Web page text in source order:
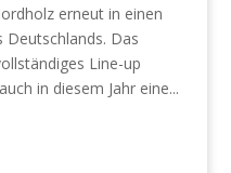
erneut in einen
Das
Line-up
in diesem Jahr eine...